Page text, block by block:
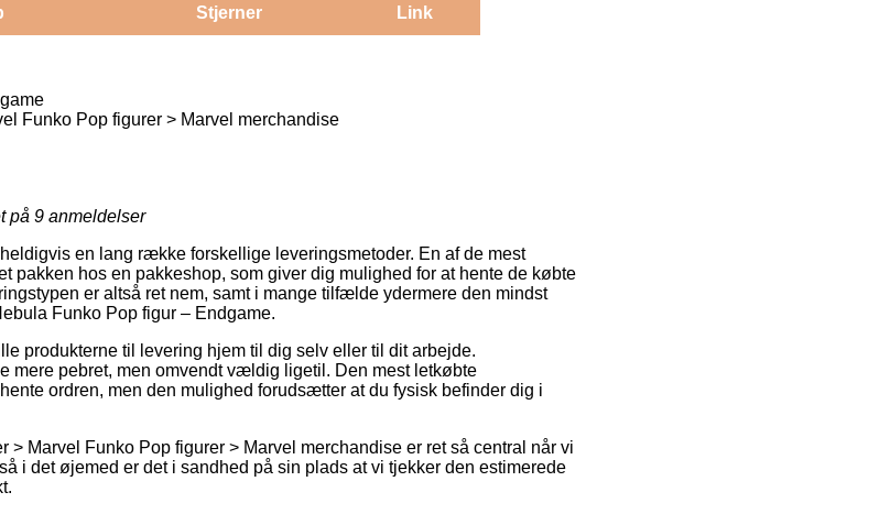
Stjerner Link
Funko Pop figurer > Marvel merchandise
på 9 anmeldelser
en lang række forskellige leveringsmetoder. En af de mest
pakken hos en pakkeshop, som giver dig mulighed for at hente de købte
er altså ret nem, samt i mange tilfælde ydermere den mindst
Funko Pop figur – Endgame.
produkterne til levering hjem til dig selv eller til dit arbejde.
mere pebret, men omvendt vældig ligetil. Den mest letkøbte
ordren, men den mulighed forudsætter at du fysisk befinder dig i
> Marvel Funko Pop figurer > Marvel merchandise er ret så central når vi
i det øjemed er det i sandhed på sin plads at vi tjekker den estimerede